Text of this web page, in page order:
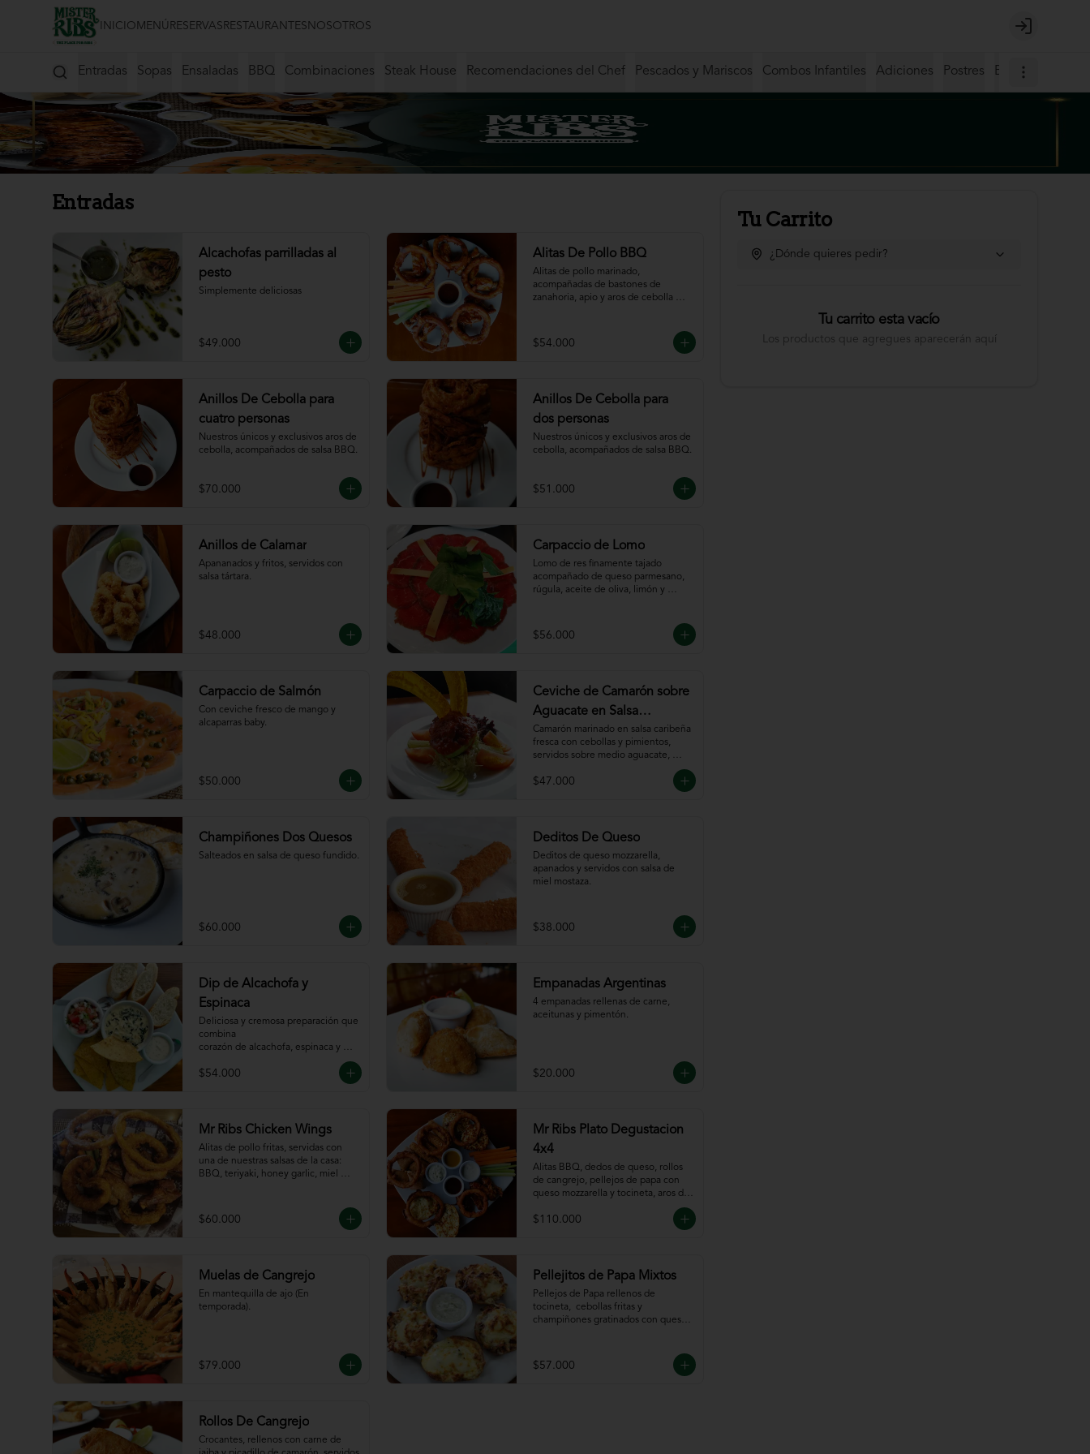
INICIO MENÚ RESERVAS RESTAURANTES NOSOTROS
Login
Entradas Sopas Ensaladas BBQ Combinaciones Steak House Recomendaciones del Chef Pescados y Mariscos Combos Infantiles Adiciones Postres Bebidas
Entradas
Alcachofas parrilladas al
pesto
Simplemente deliciosas
$49.000
Alitas De Pollo BBQ
Alitas de pollo marinado,
acompañadas de bastones de
zanahoria, apio y aros de cebolla
$54.000
Anillos De Cebolla para
cuatro personas
Nuestros únicos y exclusivos aros de
cebolla, acompañados de salsa BBQ.
$70.000
Anillos De Cebolla para
dos personas
Nuestros únicos y exclusivos aros de
cebolla, acompañados de salsa BBQ.
$51.000
Anillos de Calamar
Apananados y fritos, servidos con
salsa tártara.
$48.000
Carpaccio de Lomo
Lomo de res finamente tajado
acompañado de queso parmesano,
rúgula, aceite de oliva, limón y
$56.000
Carpaccio de Salmón
Con ceviche fresco de mango y
alcaparras baby.
$50.000
Ceviche de Camarón sobre
Aguacate en Salsa
Caribeña
Camarón marinado en salsa caribeña
fresca con cebollas y pimientos,
servidos sobre medio aguacate,
acompañados de chips de plátano.
$47.000
Champiñones Dos Quesos
Salteados en salsa de queso fundido.
$60.000
Deditos De Queso
Deditos de queso mozzarella,
apanados y servidos con salsa de
miel mostaza.
$38.000
Dip de Alcachofa y
Espinaca
Deliciosa y cremosa preparación que
combina
corazón de alcachofa, espinaca y
con sour cream y pico de gallo,
$54.000
Empanadas Argentinas
4 empanadas rellenas de carne,
aceitunas y pimentón.
$20.000
Mr Ribs Chicken Wings
Alitas de pollo fritas, servidas con
una de nuestras salsas de la casa:
BBQ, teriyaki, honey garlic, miel
$60.000
Mr Ribs Plato Degustacion
4x4
Alitas BBQ, dedos de queso, rollos
de cangrejo, pellejos de papa con
queso mozzarella y tocineta, aros de
apio, acompañado de nuestras
$110.000
Muelas de Cangrejo
En mantequilla de ajo (En
temporada).
$79.000
Pellejitos de Papa Mixtos
Pellejos de Papa rellenos de
tocineta,  cebollas fritas y
champiñones gratinados con queso
$57.000
Rollos De Cangrejo
Crocantes, rellenos con carne de
Tu Carrito
¿Dónde quieres pedir?
Tu carrito esta vacío
Los productos que agregues aparecerán aquí